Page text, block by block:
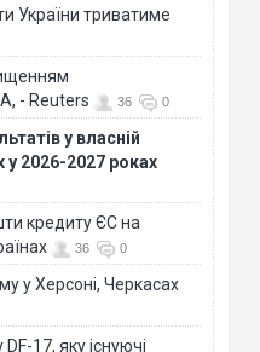
України триватиме
- Reuters
36 0
у власній
у 2026-2027 роках
кредиту ЄС на
36 0
у Херсоні, Черкасах
17, яку існуючі